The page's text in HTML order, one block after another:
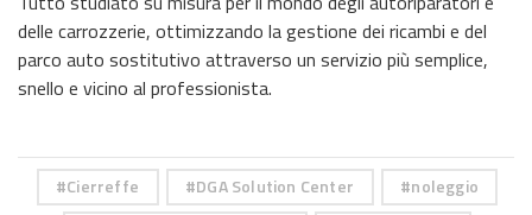
delle carrozzerie, ottimizzando la gestione dei ricambi e del
parco auto sostitutivo attraverso un servizio più semplice,
snello e vicino al professionista.
Cierreffe DGA Solution Center
noleggio